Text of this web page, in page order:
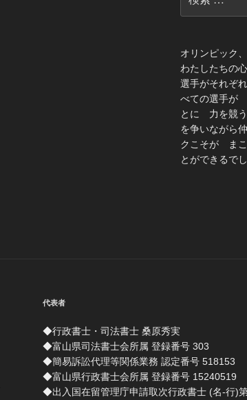
索:
オリンピック
わたしたちの
選手がそれぞ
べての選手が
とに 力を競う
を争いながら
クこそが まこ
とができるで
代表者
◆行政書士・司法書士 桑原秀実
◆富山県司法書士会所属 登録番号 303
◆簡易訴訟代理等関係業務 認定番号 518153
◆富山県行政書士会所属 登録番号 15240519
◆出入国在留管理庁申請取次行政書士 (名-行)